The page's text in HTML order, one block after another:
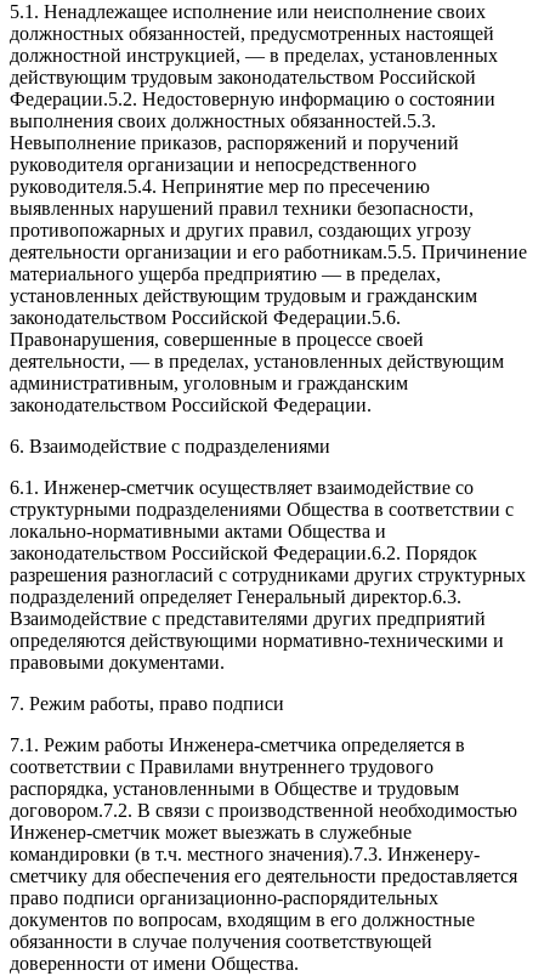
5.1. Ненадлежащее исполнение или неисполнение своих
должностных обязанностей, предусмотренных настоящей
должностной инструкцией, — в пределах, установленных
действующим трудовым законодательством Российской
Федерации.5.2. Недостоверную информацию о состоянии
выполнения своих должностных обязанностей.5.3.
Невыполнение приказов, распоряжений и поручений
руководителя организации и непосредственного
руководителя.5.4. Непринятие мер по пресечению
выявленных нарушений правил техники безопасности,
противопожарных и других правил, создающих угрозу
деятельности организации и его работникам.5.5. Причинение
материального ущерба предприятию — в пределах,
установленных действующим трудовым и гражданским
законодательством Российской Федерации.5.6.
Правонарушения, совершенные в процессе своей
деятельности, — в пределах, установленных действующим
административным, уголовным и гражданским
законодательством Российской Федерации.
6. Взаимодействие с подразделениями
6.1. Инженер-сметчик осуществляет взаимодействие со
структурными подразделениями Общества в соответствии с
локально-нормативными актами Общества и
законодательством Российской Федерации.6.2. Порядок
разрешения разногласий с сотрудниками других структурных
подразделений определяет Генеральный директор.6.3.
Взаимодействие с представителями других предприятий
определяются действующими нормативно-техническими и
правовыми документами.
7. Режим работы, право подписи
7.1. Режим работы Инженера-сметчика определяется в
соответствии с Правилами внутреннего трудового
распорядка, установленными в Обществе и трудовым
договором.7.2. В связи с производственной необходимостью
Инженер-сметчик может выезжать в служебные
командировки (в т.ч. местного значения).7.3. Инженеру-
сметчику для обеспечения его деятельности предоставляется
право подписи организационно-распорядительных
документов по вопросам, входящим в его должностные
обязанности в случае получения соответствующей
доверенности от имени Общества.